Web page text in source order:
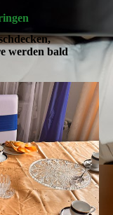
werden bald